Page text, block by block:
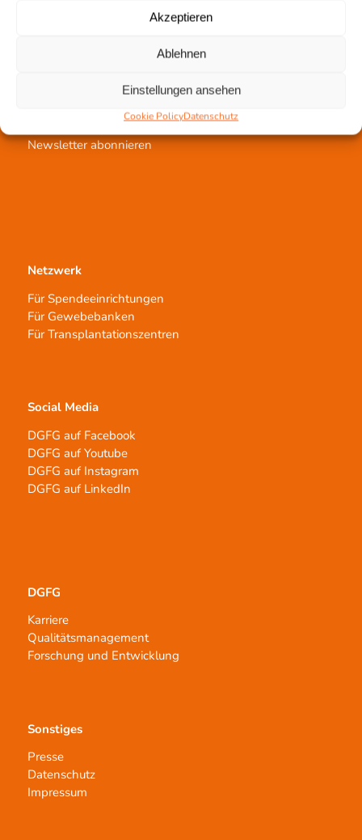
Akzeptieren
Ablehnen
Einstellungen ansehen
Cookie PolicyDatenschutz
Newsletter abonnieren
Netzwerk
Für Spendeeinrichtungen
Für Gewebebanken
Für Transplantationszentren
Social Media
DGFG auf Facebook
DGFG auf Youtube
DGFG auf Instagram
DGFG auf LinkedIn
DGFG
Karriere
Qualitätsmanagement
Forschung und Entwicklung
Sonstiges
Presse
Datenschutz
Impressum